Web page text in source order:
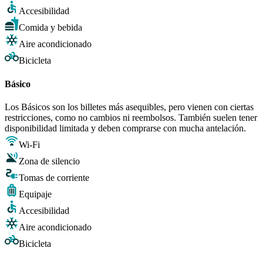
Accesibilidad
Comida y bebida
Aire acondicionado
Bicicleta
Básico
Los Básicos son los billetes más asequibles, pero vienen con ciertas
restricciones, como no cambios ni reembolsos. También suelen tener
disponibilidad limitada y deben comprarse con mucha antelación.
Wi-Fi
Zona de silencio
Tomas de corriente
Equipaje
Accesibilidad
Aire acondicionado
Bicicleta